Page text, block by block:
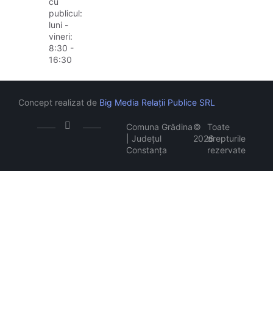
publicul:
luni -
vineri:
8:30 -
16:30
Comuna Grădina
| Județul
Constanța
©
2026
Toate
drepturile
rezervate
Concept realizat de Big Media Relații Publice SRL